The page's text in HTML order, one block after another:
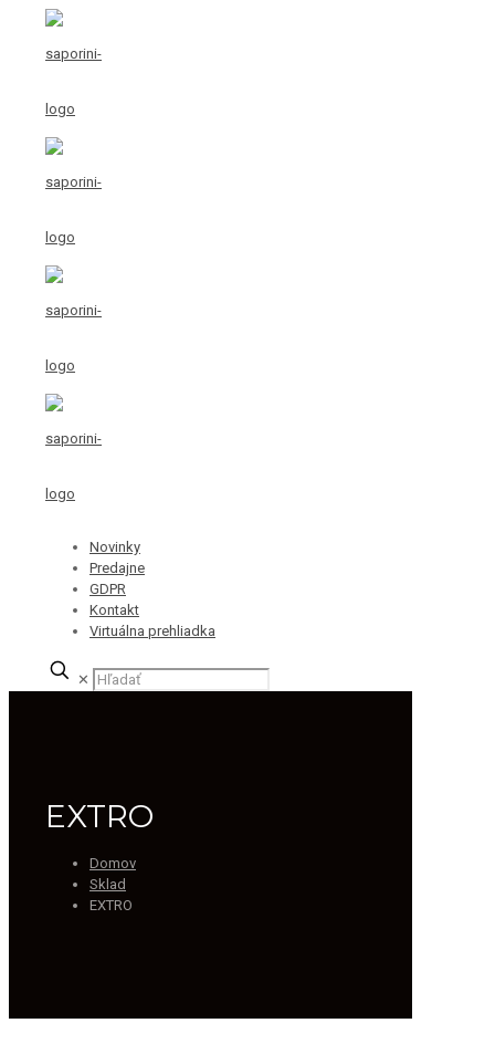
Novinky
Predajne
GDPR
Kontakt
Virtuálna prehliadka
✕
EXTRO
Domov
Sklad
EXTRO